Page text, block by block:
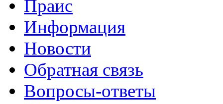
Праис
Информация
Новости
Обратная связь
Вопросы-ответы